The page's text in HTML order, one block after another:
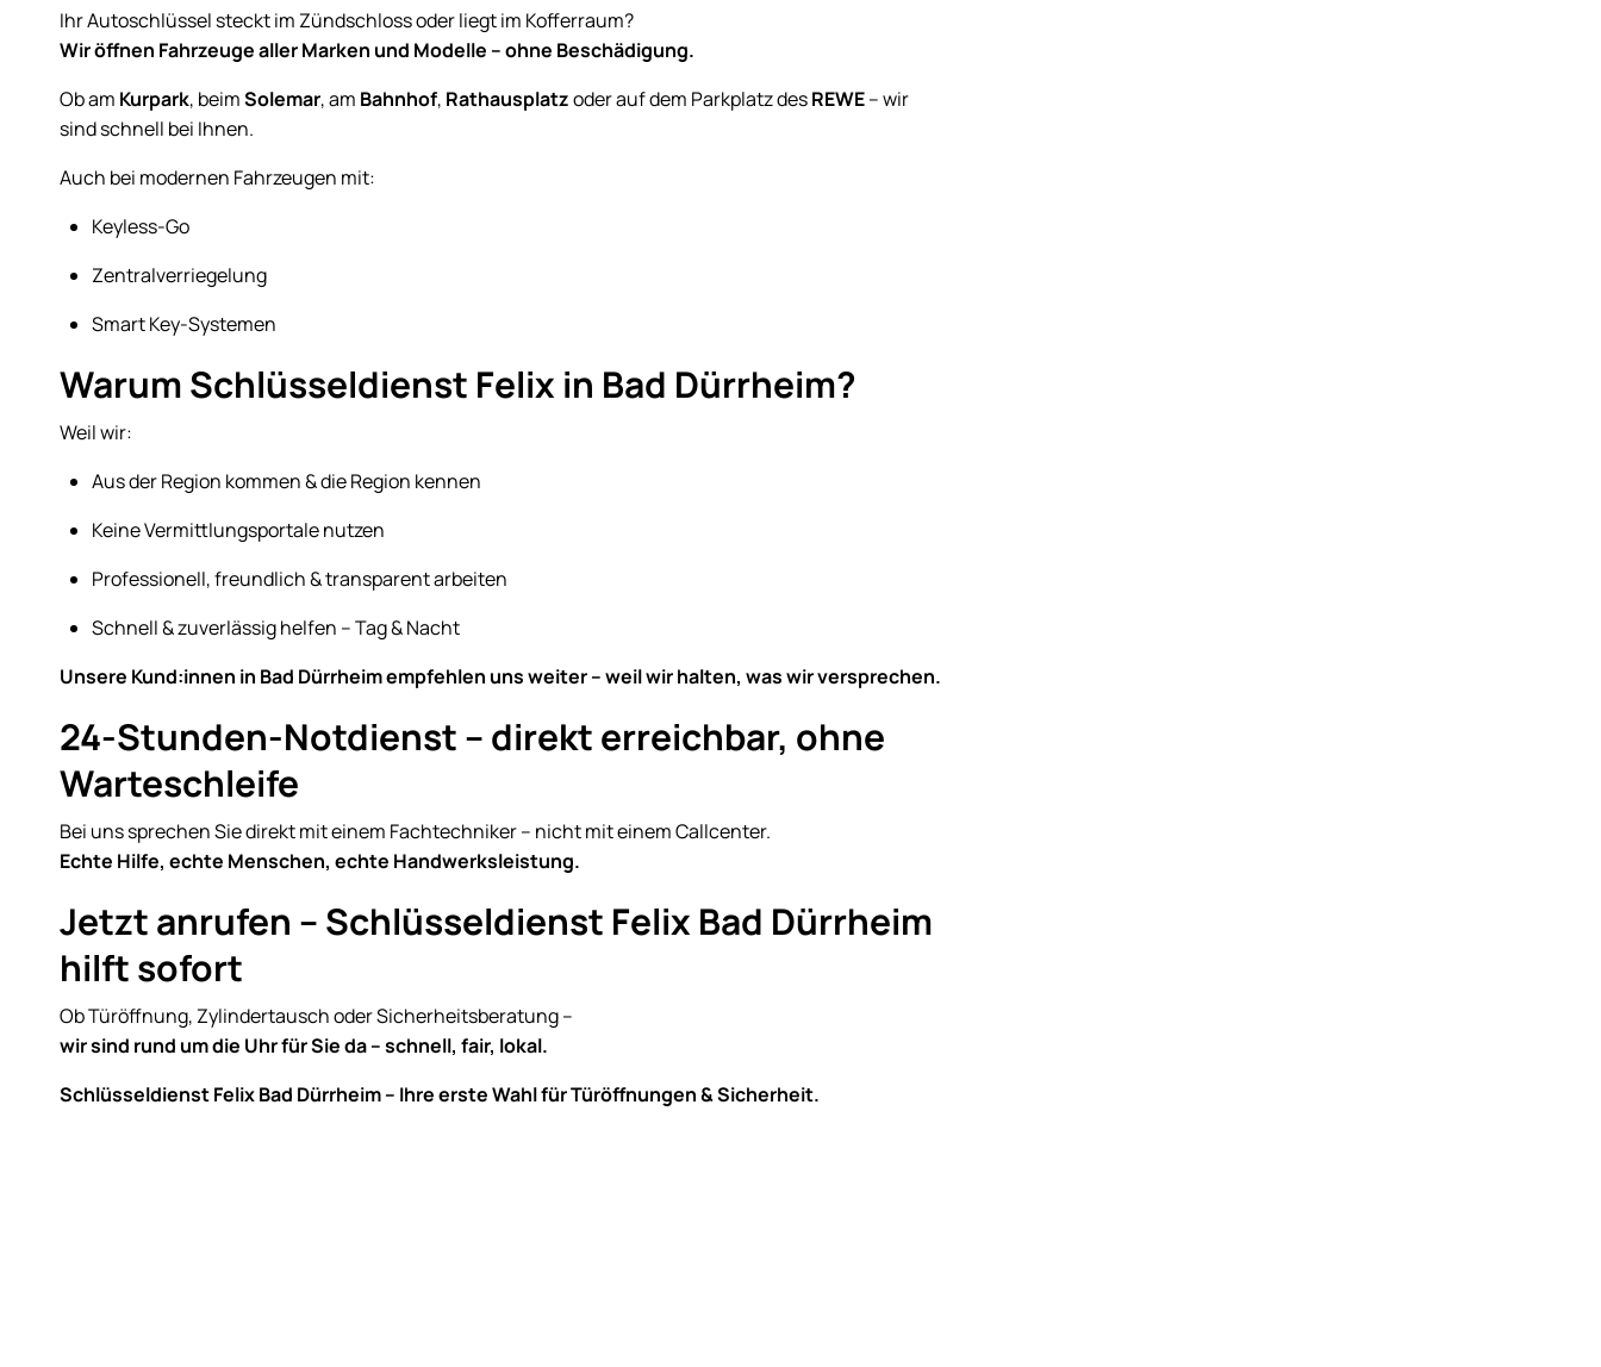
Ihr Autoschlüssel steckt im Zündschloss oder liegt im Kofferraum?
Wir öffnen Fahrzeuge aller Marken und Modelle – ohne Beschädigung.
Ob am Kurpark, beimSolemar, am Bahnhof, Rathausplatzoder auf dem Parkplatz desREWE– wir
sind schnell bei Ihnen.
Auch bei modernen Fahrzeugen mit:
Keyless-Go
Zentralverriegelung
Smart Key-Systemen
Warum Schlüsseldienst Felix in Bad Dürrheim?
Weil wir:
Aus der Region kommen & die Region kennen
Keine Vermittlungsportale nutzen
Professionell, freundlich & transparent arbeiten
Schnell & zuverlässig helfen – Tag & Nacht
Unsere Kund:innen in Bad Dürrheim empfehlen uns weiter – weil wir halten, was wir versprechen.
24-Stunden-Notdienst – direkt erreichbar, ohne
Warteschleife
Bei uns sprechen Sie direkt mit einem Fachtechniker – nicht mit einem Callcenter.
Echte Hilfe, echte Menschen, echte Handwerksleistung.
Jetzt anrufen – Schlüsseldienst Felix Bad Dürrheim
hilft sofort
Ob Türöffnung, Zylindertausch oder Sicherheitsberatung –
wir sind rund um die Uhr für Sie da – schnell, fair, lokal.
Schlüsseldienst Felix Bad Dürrheim – Ihre erste Wahl für Türöffnungen & Sicherheit.